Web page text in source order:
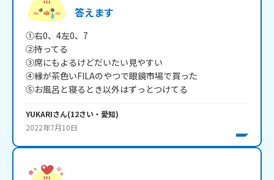
答えます
①右0、4左0、7
②持ってる
③席にもよるけどだいたい見やすい
④縁が茶色いFILAのやつで眼鏡市場で買った
⑤お風呂と寝るとき以外はずっとつけてる
YUKARIさん(12さい・ 愛知)
2022年7月10日